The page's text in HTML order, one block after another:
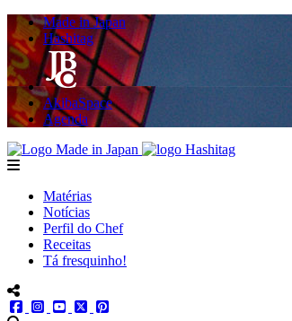
Made in Japan
Hashitag
AkibaSpace
Agenda
Powered By Made in Japan
Hashitag
menu
Matérias
Notícias
Perfil do Chef
Receitas
Tá fresquinho!
menu redes social
facebookinstagram
youtube
twitter